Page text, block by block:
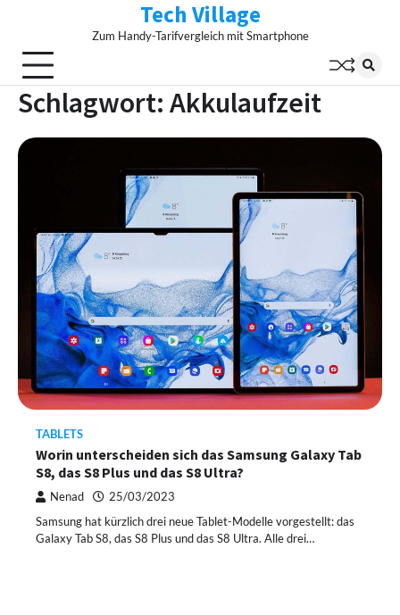
content
Tech Village
Zum Handy-Tarifvergleich mit Smartphone
Schlagwort: Akkulaufzeit
TABLETS
Worin unterscheiden sich das Samsung Galaxy Tab
S8, das S8 Plus und das S8 Ultra?
Nenad 25/03/2023
Samsung hat kürzlich drei neue Tablet-Modelle vorgestellt: das
Galaxy Tab S8, das S8 Plus und das S8 Ultra. Alle drei…